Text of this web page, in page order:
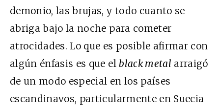
demonio, las brujas, y todo cuanto se
abriga bajo la noche para cometer
atrocidades. Lo que es posible afirmar con
algún énfasis es que elblack metal arraigó
de un modo especial en los países
escandinavos, particularmente en Suecia